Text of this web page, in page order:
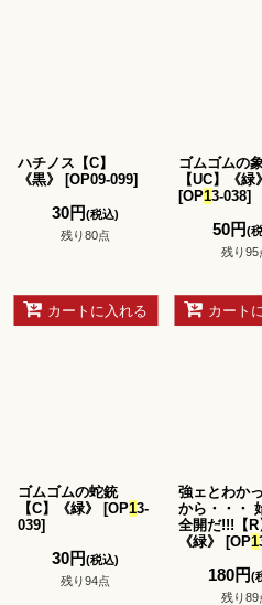
ハチノス【C】
《黒》
[OP09-099]
30円(税込)
残り80点
カートに入れる
ゴムゴムの
【UC】《緑》
[OP13-038]
50円(
残り95
カート
ゴムゴムの蛇銃
【C】《緑》
[OP13-
039]
30円(税込)
残り94点
強ェとわか
から・・・
全開だ!!!【R
《緑》
[OP1
180円(
残り89